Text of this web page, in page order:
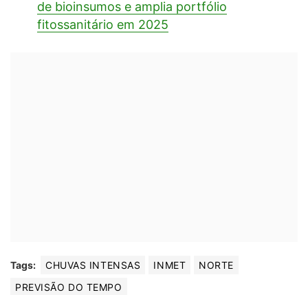
de bioinsumos e amplia portfólio
fitossanitário em 2025
Tags: CHUVAS INTENSAS INMET
NORTE
PREVISÃO DO TEMPO